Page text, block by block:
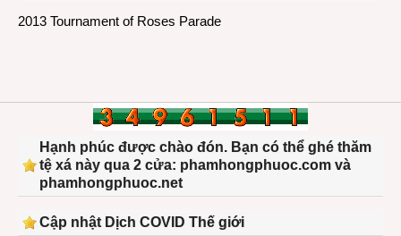
2013 Tournament of Roses Parade
Hạnh phúc được chào đón. Bạn có thể ghé thăm
tệ xá này qua 2 cửa: phamhongphuoc.com và
phamhongphuoc.net
Cập nhật Dịch COVID Thế giới